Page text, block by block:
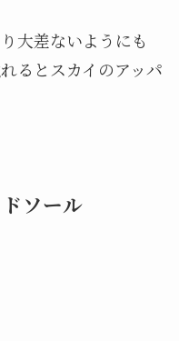
大差ないようにも
るとスカイのアッパ
ソール